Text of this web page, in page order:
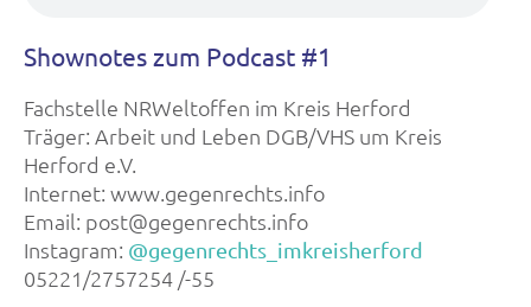
Shownotes zum Podcast #1
Fachstelle NRWeltoffen im Kreis Herford
Träger: Arbeit und Leben DGB/VHS um Kreis
Herford e.V.
Internet: www.gegenrechts.info
Email: post@gegenrechts.info
Instagram: @gegenrechts_imkreisherford
05221/2757254 /-55